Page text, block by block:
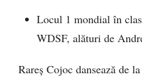
Locul 1 mondial în
WDSF, alături de
Rareș Cojoc dansează de